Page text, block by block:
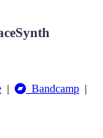
| Bandcamp |